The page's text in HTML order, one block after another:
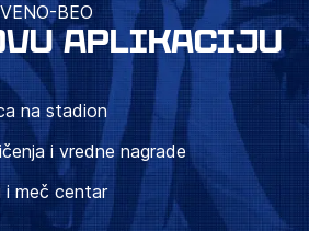
BEO
APLIKACIJU
na stadion
i vredne nagrade
i meč centar